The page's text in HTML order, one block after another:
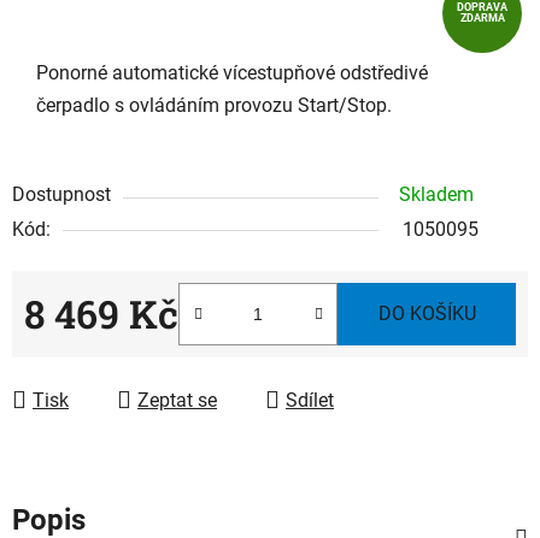
Ponorné automatické vícestupňové odstředivé
čerpadlo s ovládáním provozu Start/Stop.
Dostupnost
Skladem
Kód:
1050095
8 469 Kč DO KOŠÍKU
Tisk Zeptat se Sdílet
DOPRAVA
ZDARMA
Popis